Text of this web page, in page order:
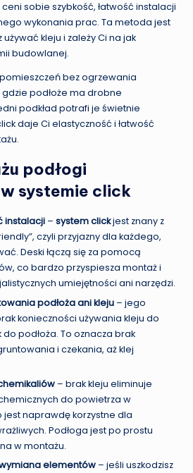
sobie szybkość, łatwość instalacji
wykonania prac. Ta metoda jest
kleju i zależy Ci na jak
budowlanej.
bez ogrzewania
podłoże ma drobne
podkład potrafi je świetnie
daje Ci elastyczność i łatwość
podłogi
systemie click
instalacji – system clickjest znany z
czyli przyjazny dla każdego,
Deski łączą się za pomocą
co bardzo przyspiesza montaż i
umiejętności ani narzędzi.
podłoża ani kleju – jego
konieczności używania kleju do
podłoża. To oznacza brak
i czekania, aż klej
– brak kleju eliminuje
do powietrza w
jest naprawdę korzystne dla
Podłoga jest po prostu
w montażu.
elementów – jeśli uszkodzisz